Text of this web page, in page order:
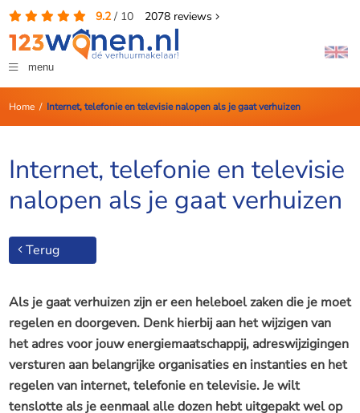
9.2/ 10 2078reviews
menu
Home/ Internet, telefonie en televisie nalopen als je gaat verhuizen
Internet, telefonie en televisie
nalopen als je gaat verhuizen
Terug
Als je gaat verhuizen zijn er een heleboel zaken die je moet
regelen en doorgeven. Denk hierbij aan het wijzigen van
het adres voor jouw energiemaatschappij, adreswijzigingen
versturen aan belangrijke organisaties en instanties en het
regelen van internet, telefonie en televisie. Je wilt
tenslotte als je eenmaal alle dozen hebt uitgepakt wel op